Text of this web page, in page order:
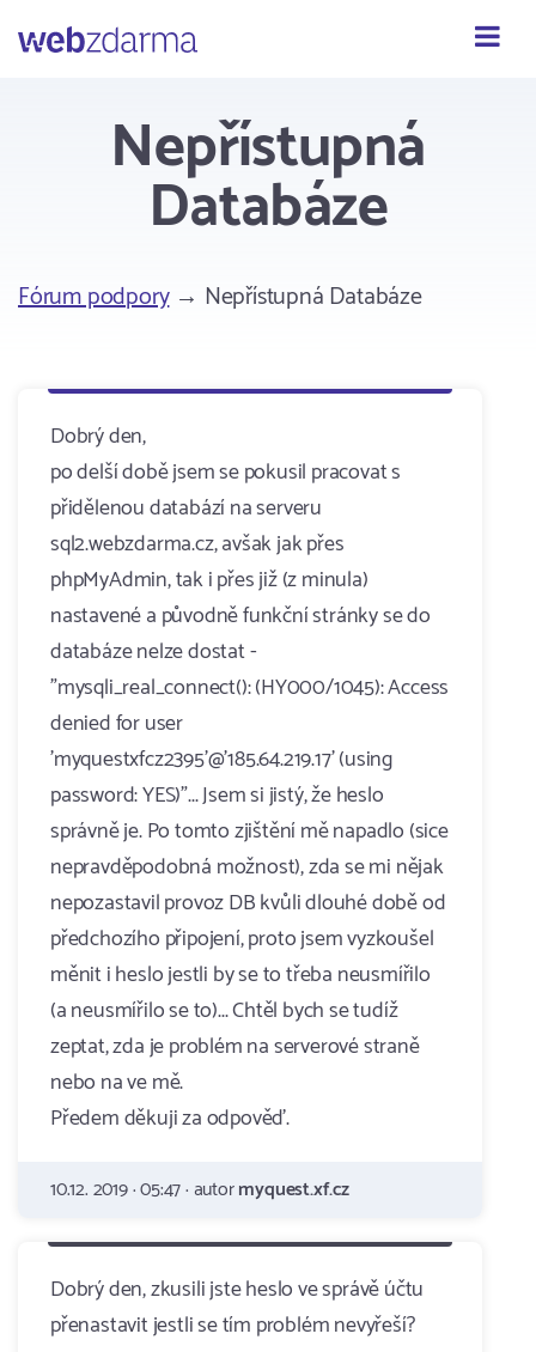
Webzdarma
Nepřístupná
Databáze
Fórum podpory→ Nepřístupná Databáze
Dobrý den,
po delší době jsem se pokusil pracovat s
přidělenou databází na serveru
sql2.webzdarma.cz, avšak jak přes
phpMyAdmin, tak i přes již (z minula)
nastavené a původně funkční stránky se do
databáze nelze dostat -
"mysqli_real_connect(): (HY000/1045): Access
denied for user
'myquestxfcz2395'@'185.64.219.17' (using
password: YES)"... Jsem si jistý, že heslo
správně je. Po tomto zjištění mě napadlo (sice
nepravděpodobná možnost), zda se mi nějak
nepozastavil provoz DB kvůli dlouhé době od
předchozího připojení, proto jsem vyzkoušel
měnit i heslo jestli by se to třeba neusmířilo
(a neusmířilo se to)... Chtěl bych se tudíž
zeptat, zda je problém na serverové straně
nebo na ve mě.
Předem děkuji za odpověď.
10.12. 2019 · 05:47 · autormyquest.xf.cz
Dobrý den, zkusili jste heslo ve správě účtu
přenastavit jestli se tím problém nevyřeší?